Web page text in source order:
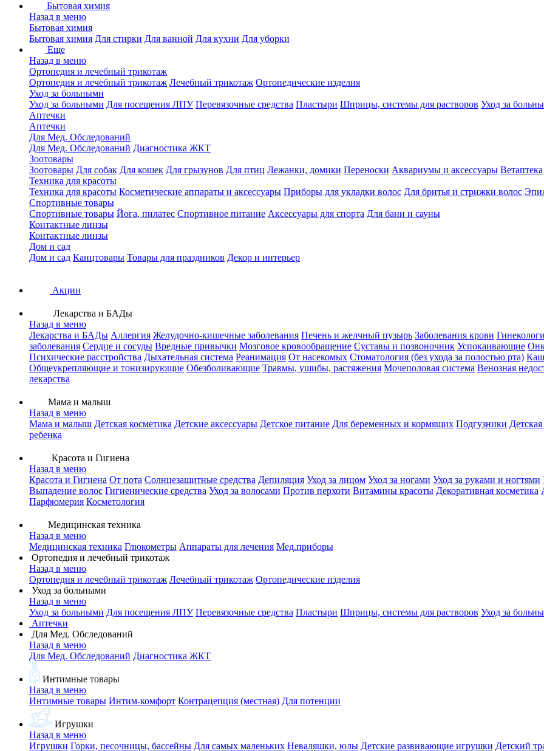
Бытовая химия
Назад в меню
Бытовая химия
Бытовая химия Для стирки Для ванной Для кухни Для уборки
Еще
Назад в меню
Ортопедия и лечебный трикотаж
Ортопедия и лечебный трикотаж Лечебный трикотаж Ортопедические изделия
Уход за больными
Уход за больными Для посещения ЛПУ Перевязочные средства Пластыри Шприцы, системы для растворов Уход за
Аптечки
Аптечки
Для Мед. Обследований
Для Мед. Обследований Диагностика ЖКТ
Зоотовары
Зоотовары Для собак Для кошек Для грызунов Для птиц Лежанки, домики Переноски Аквариумы и аксессуары Ветаптека
Техника для красоты
Техника для красоты Косметические аппараты и аксессуары Приборы для укладки волос Для бритья и стрижки волос
Спортивные товары
Спортивные товары Йога, пилатес Спортивное питание Аксессуары для спорта Для бани и сауны
Контактные линзы
Контактные линзы
Дом и сад
Дом и сад Канцтовары Товары для праздников Декор и интерьер
Акции
Лекарства и БАДы
Назад в меню
Лекарства и БАДы Аллергия Желудочно-кишечные заболевания Печень и желчный пузырь Заболевания крови
заболевания Сердце и сосуды Вредные привычки Мозговое кровообращение Суставы и позвоночник Успокаивающие
Психические расстройства Дыхательная система Реанимация От насекомых Стоматология (без ухода за полостью рта)
Общеукрепляющие и тонизирующие Обезболивающие Травмы, ушибы, растяжения Мочеполовая система Венозная
лекарства
Мама и малыш
Назад в меню
Мама и малыш Детская косметика Детские аксессуары Детское питание Для беременных и кормящих Подгузники
ребенка
Красота и Гигиена
Назад в меню
Красота и Гигиена От пота Солнцезащитные средства Депиляция Уход за лицом Уход за ногами Уход за руками и ногтями
Выпадение волос Гигиенические средства Уход за волосами Против перхоти Витамины красоты Декоративная косметика
Парфюмерия Косметология
Медицинская техника
Назад в меню
Медицинская техника Глюкометры Аппараты для лечения Мед.приборы
Ортопедия и лечебный трикотаж
Назад в меню
Ортопедия и лечебный трикотаж Лечебный трикотаж Ортопедические изделия
Уход за больными
Назад в меню
Уход за больными Для посещения ЛПУ Перевязочные средства Пластыри Шприцы, системы для растворов Уход за
Аптечки
Для Мед. Обследований
Назад в меню
Для Мед. Обследований Диагностика ЖКТ
Интимные товары
Назад в меню
Интимные товары Интим-комфорт Контрацепция (местная) Для потенции
Игрушки
Назад в меню
Игрушки Горки, песочницы, бассейны Для самых маленьких Неваляшки, юлы Детские развивающие игрушки Детский